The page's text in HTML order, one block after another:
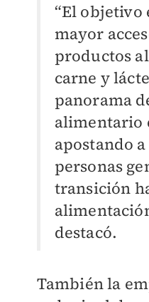
“El objetivo
mayor
productos
carne y
panorama
alimentario
apostando
personas
transición
destacó.
También la